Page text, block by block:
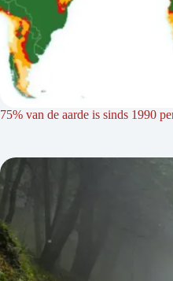
75% van de aarde is sinds 1990